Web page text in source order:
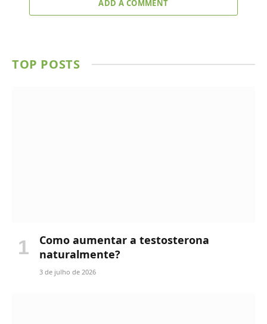
ADD A COMMENT
TOP POSTS
Como aumentar a testosterona
naturalmente?
3 de julho de 2026